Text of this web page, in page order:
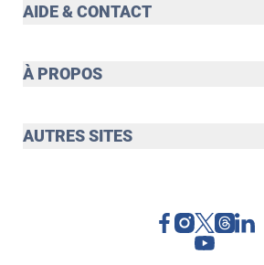
AIDE & CONTACT
À PROPOS
AUTRES SITES